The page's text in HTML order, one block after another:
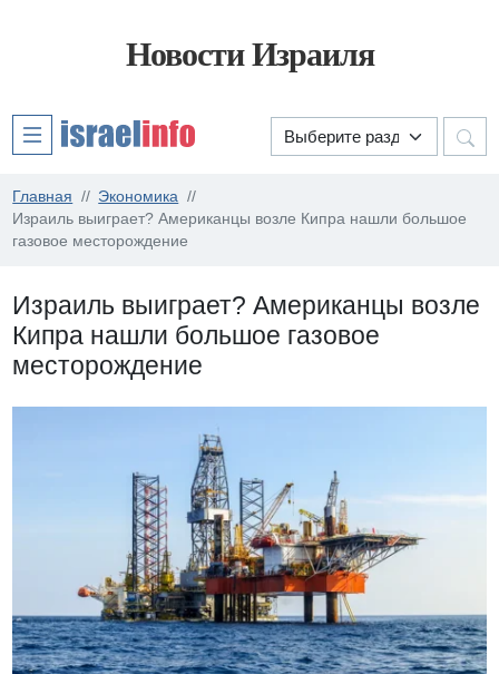
Новости Израиля
Главная
Экономика
Израиль выиграет? Американцы возле Кипра нашли большое
газовое месторождение
Израиль выиграет? Американцы возле
Кипра нашли большое газовое
месторождение